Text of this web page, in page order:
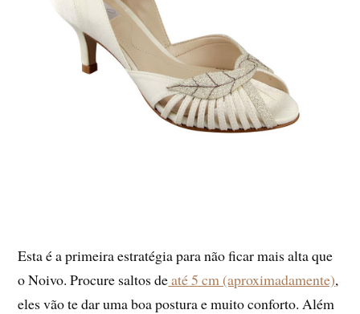
Esta é a primeira estratégia para não ficar mais alta que
o Noivo. Procure saltos deaté 5 cm (aproximadamente),
eles vão te dar uma boa postura e muito conforto. Além